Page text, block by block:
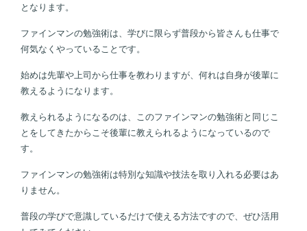
となります。
ファインマンの勉強術は、学びに限らず普段から皆さんも仕事で
何気なくやっていることです。
始めは先輩や上司から仕事を教わりますが、何れは自身が後輩に
教えるようになります。
教えられるようになるのは、このファインマンの勉強術と同じこ
とをしてきたからこそ後輩に教えられるようになっているので
す。
ファインマンの勉強術は特別な知識や技法を取り入れる必要はあ
りません。
普段の学びで意識しているだけで使える方法ですので、ぜひ活用